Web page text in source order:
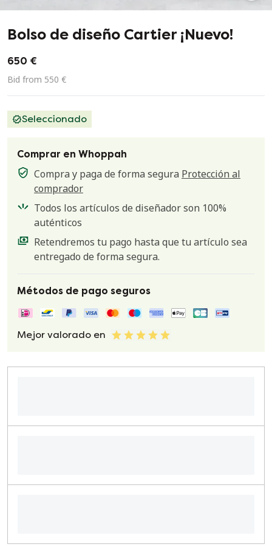
Bolso de diseño Cartier ¡Nuevo!
650 €
Bid from 550 €
Seleccionado
Comprar en Whoppah
Compra y paga de forma segura Protección al
comprador
Todos los artículos de diseñador son 100%
auténticos
Retendremos tu pago hasta que tu artículo sea
entregado de forma segura.
Métodos de pago seguros
Mejor valorado en